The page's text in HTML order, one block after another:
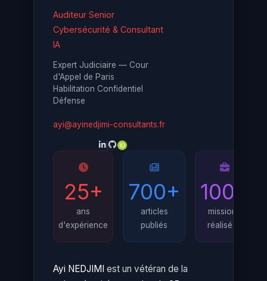
Auditeur Senior
Cybersécurité & Consultant
IA
Expert Judiciaire — Cour
d'Appel de Paris
Habilitation Confidentiel
Défense
ayi@ayinedjimi-consultants.fr
25+
ans
d'expérience
700+
articles
publiés
100+
missions
réalisées
Ayi NEDJIMI est un vétéran de la